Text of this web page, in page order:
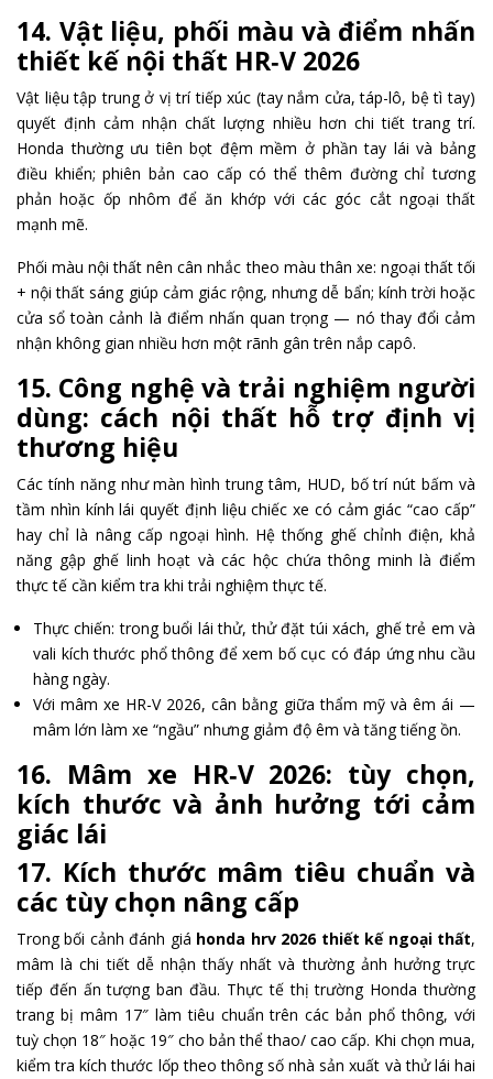
14. Vật liệu, phối màu và điểm nhấn
thiết kế nội thất HR‑V 2026
Vật liệu tập trung ở vị trí tiếp xúc (tay nắm cửa, táp-lô, bệ tì tay)
quyết định cảm nhận chất lượng nhiều hơn chi tiết trang trí.
Honda thường ưu tiên bọt đệm mềm ở phần tay lái và bảng
điều khiển; phiên bản cao cấp có thể thêm đường chỉ tương
phản hoặc ốp nhôm để ăn khớp với các góc cắt ngoại thất
mạnh mẽ.
Phối màu nội thất nên cân nhắc theo màu thân xe: ngoại thất tối
+ nội thất sáng giúp cảm giác rộng, nhưng dễ bẩn; kính trời hoặc
cửa sổ toàn cảnh là điểm nhấn quan trọng — nó thay đổi cảm
nhận không gian nhiều hơn một rãnh gân trên nắp capô.
15. Công nghệ và trải nghiệm người
dùng: cách nội thất hỗ trợ định vị
thương hiệu
Các tính năng như màn hình trung tâm, HUD, bố trí nút bấm và
tầm nhìn kính lái quyết định liệu chiếc xe có cảm giác “cao cấp”
hay chỉ là nâng cấp ngoại hình. Hệ thống ghế chỉnh điện, khả
năng gập ghế linh hoạt và các hộc chứa thông minh là điểm
thực tế cần kiểm tra khi trải nghiệm thực tế.
Thực chiến: trong buổi lái thử, thử đặt túi xách, ghế trẻ em và
vali kích thước phổ thông để xem bố cục có đáp ứng nhu cầu
hàng ngày.
Với mâm xe HR-V 2026, cân bằng giữa thẩm mỹ và êm ái —
mâm lớn làm xe “ngầu” nhưng giảm độ êm và tăng tiếng ồn.
16. Mâm xe HR‑V 2026: tùy chọn,
kích thước và ảnh hưởng tới cảm
giác lái
17. Kích thước mâm tiêu chuẩn và
các tùy chọn nâng cấp
Trong bối cảnh đánh giá honda hrv 2026 thiết kế ngoại thất,
mâm là chi tiết dễ nhận thấy nhất và thường ảnh hưởng trực
tiếp đến ấn tượng ban đầu. Thực tế thị trường Honda thường
trang bị mâm 17″ làm tiêu chuẩn trên các bản phổ thông, với
tuỳ chọn 18″ hoặc 19″ cho bản thể thao/ cao cấp. Khi chọn mua,
kiểm tra kích thước lốp theo thông số nhà sản xuất và thử lái hai